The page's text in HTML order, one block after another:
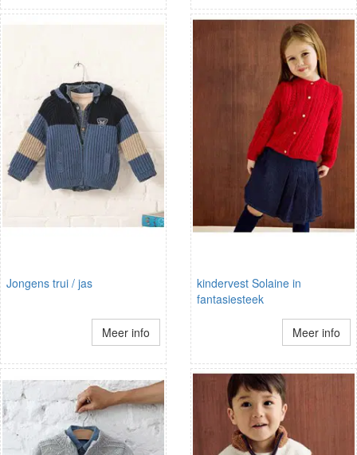
Jongens trui / jas
Meer info
kindervest Solaine in
fantasiesteek
Meer info